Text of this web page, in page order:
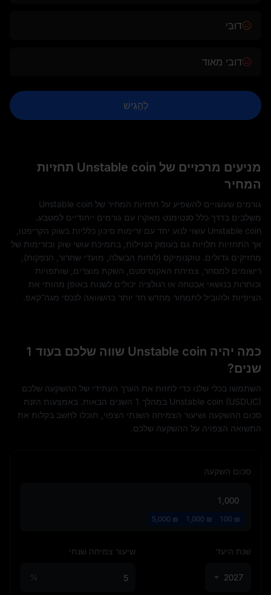
דוּבִּי
דובי מאוד
לְהַגִישׁ
מניעים מרכזיים של Unstable coin תחזיות
המחיר
גורמים שעשויים להשפיע על תחזיות המחיר של Unstable coin
משלבים בדרך כלל סנטימנט מאקרו עם גורמים ייחודיים למטבע.
Unstable coin עשוי לנוע יחד עם זרימות סיכון כלליות בשוק הקריפטו,
אך התחזיות תלויות גם בעומק הנזילות, בתמיכת עושי שוק ובזרימות של
מחזיקים גדולים. טוקנומיקס (לוחות הבשלה, מועדי שחרור, הנפקות),
רישומים למסחר, צמיחת האקוסיסטם, השקת מוצרים, שותפויות
וכותרות בנושאי אבטחה או רגולציה יכולים לשנות באופן מהותי את
הציפיות ולהוביל לתמחור מחדש חד יותר בהשוואה לנכסי מגה־קאפ.
כמה יהיה Unstable coin שווה שלכם בעוד 1
שנים?
השתמשו בכלי שלנו כדי לחזות את הערך העתידי של ההשקעה שלכם
Unstable coin (USDUC) במהלך 1 השנים הבאות. באמצעות הזנת
סכום ההשקעה ושיעור הצמיחה השנתי הצפוי, תוכלו לחשב בקלות את
התשואה הצפויה על ההשקעה שלכם.
סכום השקעה
₪
100
₪
1,000
₪
5,000
שנת היעד
2027
שיעור צמיחה שנתי
%